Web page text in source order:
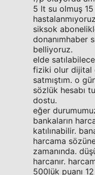
5 lt su olmuş
siksok
donanımhaber
belliyoruz.
elde
fiziki olur dijital
satmıştım. o
sözlük hesabı
dostu.
eğer
bankaların
katılınabilir.
harcama
zamanında.
harcanır.
500lük puanı